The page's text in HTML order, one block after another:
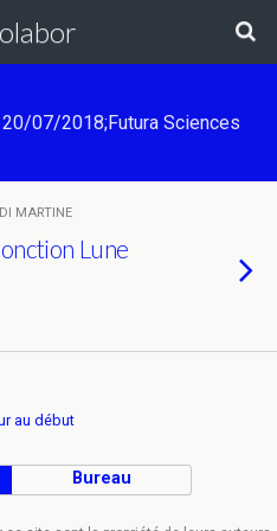
07/2018;Futura Sciences
MARTINE
Lune
au début
Bureau